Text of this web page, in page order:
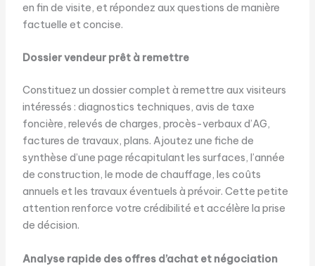
en fin de visite, et répondez aux questions de manière
factuelle et concise.
Dossier vendeur prêt à remettre
Constituez un dossier complet à remettre aux visiteurs
intéressés : diagnostics techniques, avis de taxe
foncière, relevés de charges, procès-verbaux d’AG,
factures de travaux, plans. Ajoutez une fiche de
synthèse d’une page récapitulant les surfaces, l’année
de construction, le mode de chauffage, les coûts
annuels et les travaux éventuels à prévoir. Cette petite
attention renforce votre crédibilité et accélère la prise
de décision.
Analyse rapide des offres d’achat et négociation